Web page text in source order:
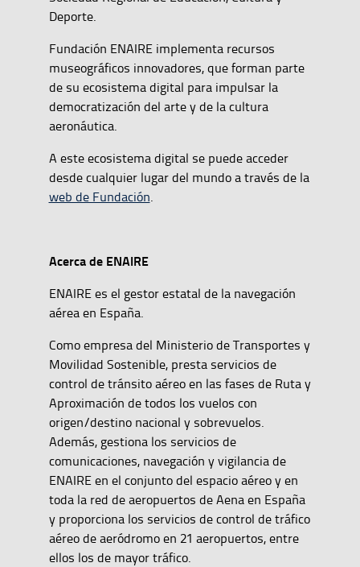
Deporte.
Fundación ENAIRE implementa recursos
museográficos innovadores, que forman parte
de su ecosistema digital para impulsar la
democratización del arte y de la cultura
aeronáutica.
A este ecosistema digital se puede acceder
desde cualquier lugar del mundo a través de la
web de Fundación.
Acerca de ENAIRE
ENAIRE es el gestor estatal de la navegación
aérea en España.
Como empresa del Ministerio de Transportes y
Movilidad Sostenible, presta servicios de
control de tránsito aéreo en las fases de Ruta y
Aproximación de todos los vuelos con
origen/destino nacional y sobrevuelos.
Además, gestiona los servicios de
comunicaciones, navegación y vigilancia de
ENAIRE en el conjunto del espacio aéreo y en
toda la red de aeropuertos de Aena en España
y proporciona los servicios de control de tráfico
aéreo de aeródromo en 21 aeropuertos, entre
ellos los de mayor tráfico.